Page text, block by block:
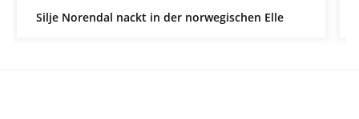
Silje Norendal nackt in der norwegischen Elle